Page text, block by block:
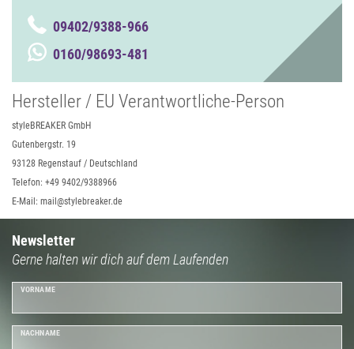
09402/9388-966
0160/98693-481
Hersteller / EU Verantwortliche-Person
styleBREAKER GmbH
Gutenbergstr. 19
93128 Regenstauf / Deutschland
Telefon: +49 9402/9388966
E-Mail: mail@stylebreaker.de
Newsletter
Gerne halten wir dich auf dem Laufenden
VORNAME
NACHNAME